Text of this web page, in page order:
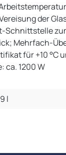
der
Schnittstelle
Mehrfach-
für +10 °C
ca. 1200 W
l